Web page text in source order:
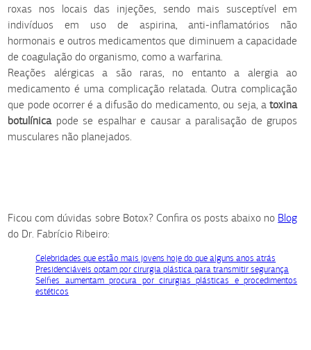
roxas nos locais das injeções, sendo mais susceptível em
indivíduos em uso de aspirina, anti-inflamatórios não
hormonais e outros medicamentos que diminuem a capacidade
de coagulação do organismo, como a warfarina.
Reações alérgicas a são raras, no entanto a alergia ao
medicamento é uma complicação relatada. Outra complicação
que pode ocorrer é a difusão do medicamento, ou seja, atoxina
botulínicapode se espalhar e causar a paralisação de grupos
musculares não planejados.
Ficou com dúvidas sobre Botox? Confira os posts abaixo no Blog
do Dr. Fabrício Ribeiro:
Celebridades que estão mais jovens hoje do que alguns anos atrás
Presidenciáveis optam por cirurgia plástica para transmitir segurança
Selfies aumentam procura por cirurgias plásticas e procedimentos
estéticos